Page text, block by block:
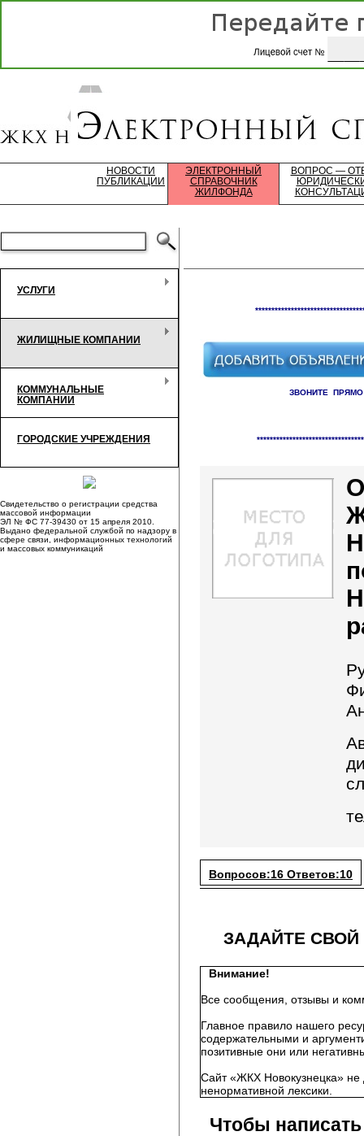
НОВОСТИ
ПУБЛИКАЦИИ
ЭЛЕКТРОННЫЙ
СПРАВОЧНИК
ЖИЛФОНДА
ВОПРОС —
УСЛУГИ
ЖИЛИЩНЫЕ КОМПАНИИ
КОММУНАЛЬНЫЕ
КОМПАНИИ
ГОРОДСКИЕ УЧРЕЖДЕНИЯ
Свидетельство о регистрации средства
массовой информации
ЭЛ № ФС 77-39430 от 15 апреля 2010.
Выдано федеральной службой по надзору в
сфере связи, информационных технологий
и массовых коммуникаций
ЗВОНИТЕ
Справочник
Вопросов:16 Ответов:10
ЗАДАЙТЕ
Внимание!
Все сообщения, отзывы и
Главное правило нашего
содержательными и
позитивные они или
Сайт «ЖКХ Новокузнецка» не
ненормативной лексики.
Чтобы